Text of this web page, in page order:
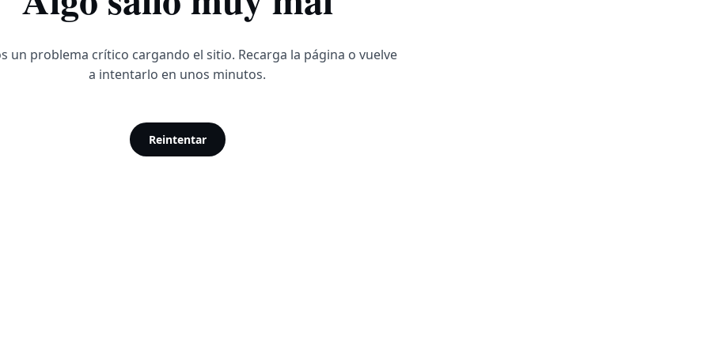
un problema crítico cargando el sitio. Recarga la página o vuelve
a intentarlo en unos minutos.
Reintentar